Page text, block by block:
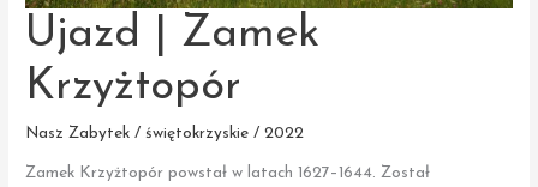
Ujazd | Zamek
Krzyżtopór
Nasz Zabytek / świętokrzyskie / 2022
Zamek Krzyżtopór powstał w latach 1627–1644. Został